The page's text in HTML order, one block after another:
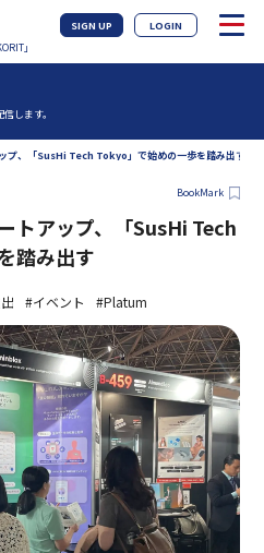
」
SIGN UP LOGIN
します。
プ、「SusHi Tech Tokyo」で始めの一歩を踏み出す
BookMark
トアップ、「SusHi Tech
踏み出す
#イベント #Platum